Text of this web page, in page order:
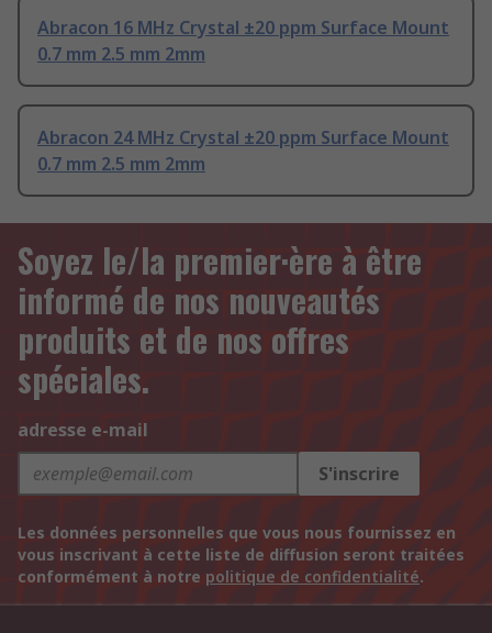
Abracon 16 MHz Crystal ±20 ppm Surface Mount
0.7 mm 2.5 mm 2mm
Abracon 24 MHz Crystal ±20 ppm Surface Mount
0.7 mm 2.5 mm 2mm
Soyez le/la premier·ère à être
informé de nos nouveautés
produits et de nos offres
spéciales.
adresse e-mail
S'inscrire
Les données personnelles que vous nous fournissez en
vous inscrivant à cette liste de diffusion seront traitées
conformément à notre politique de confidentialité.